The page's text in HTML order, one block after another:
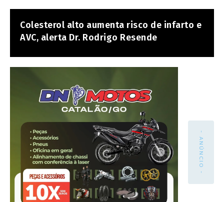
Colesterol alto aumenta risco de infarto e
AVC, alerta Dr. Rodrigo Resende
- ANÚNCIO -